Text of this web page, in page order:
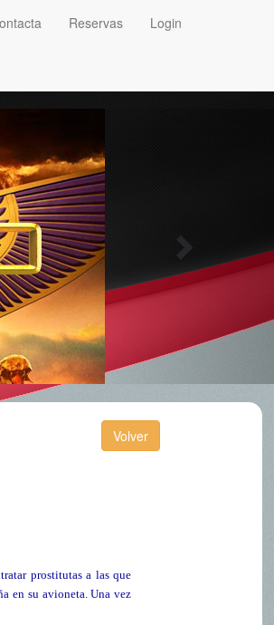
Reservas Login
prostitutas a las que
en su avioneta. Una vez